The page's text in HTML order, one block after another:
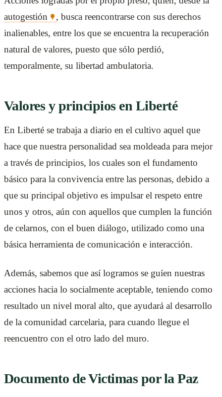
autogestión
, busca reencontrarse con sus derechos
inalienables, entre los que se encuentra la recuperación
natural de valores, puesto que sólo perdió,
temporalmente, su libertad ambulatoria.
Valores y principios en Liberté
En Liberté se trabaja a diario en el cultivo aquel que
hace que nuestra personalidad sea moldeada para mejor
a través de principios, los cuales son el fundamento
básico para la convivencia entre las personas, debido a
que su principal objetivo es impulsar el respeto entre
unos y otros, aún con aquellos que cumplen la función
de celarnos, con el buen diálogo, utilizado como una
básica herramienta de comunicación e interacción.
Además, sabemos que así logramos se guíen nuestras
acciones hacia lo socialmente aceptable, teniendo como
resultado un nivel moral alto, que ayudará al desarrollo
de la comunidad carcelaria, para cuando llegue el
reencuentro con el otro lado del muro.
Documento de Victimas por la Paz